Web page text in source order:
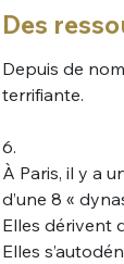
Des
Depuis de
terrifiante.
6.
À Paris, il y a
d’une 8 «
Elles dérivent
Elles